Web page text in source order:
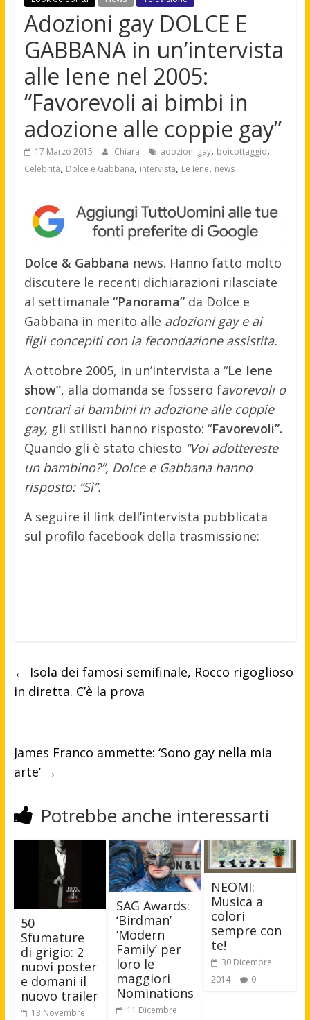
Adozioni gay DOLCE E
GABBANA in un’intervista
alle Iene nel 2005:
“Favorevoli ai bimbi in
adozione alle coppie gay”
17 Marzo 2015 Chiara adozioni gay, boicottaggio,
Celebrità, Dolce e Gabbana, intervista, Le Iene, news
Dolce & Gabbana news. Hanno fatto molto
discutere le recenti dichiarazioni rilasciate
al settimanale “Panorama”da Dolce e
Gabbana in merito alle adozioni gay e ai
figli concepiti con la fecondazione assistita.
A ottobre 2005, in un’intervista a “Le Iene
show”, alla domanda se fossero favorevoli o
contrari ai bambini in adozione alle coppie
gay, gli stilisti hanno risposto: “Favorevoli”.
Quando gli è stato chiesto “Voi adottereste
un bambino?”, Dolce e Gabbana hanno
risposto: “Sì”.
A seguire il link dell’intervista pubblicata
sul profilo facebook della trasmissione:
← Isola dei famosi semifinale, Rocco rigoglioso
in diretta. C’è la prova
James Franco ammette: ‘Sono gay nella mia
arte’ →
Potrebbe anche interessarti
50
Sfumature
di grigio: 2
nuovi poster
e domani il
nuovo trailer
13 Novembre
SAG Awards:
‘Birdman’
‘Modern
Family’ per
loro le
maggiori
Nominations
11 Dicembre
NEOMI:
Musica a
colori
sempre con
te!
30 Dicembre
2014
0